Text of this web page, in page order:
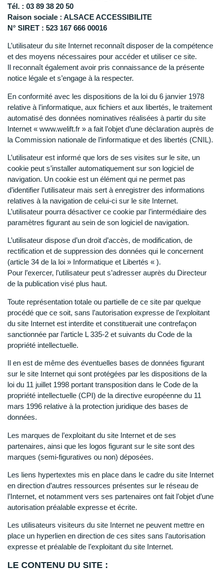
Tél. : 03 89 38 20 50
Raison sociale : ALSACE ACCESSIBILITE
N° SIRET : 523 167 666 00016
L’utilisateur du site Internet reconnaît disposer de la compétence
et des moyens nécessaires pour accéder et utiliser ce site.
Il reconnaît également avoir pris connaissance de la présente
notice légale et s’engage à la respecter.
En conformité avec les dispositions de la loi du 6 janvier 1978
relative à l’informatique, aux fichiers et aux libertés, le traitement
automatisé des données nominatives réalisées à partir du site
Internet « www.welift.fr » a fait l’objet d’une déclaration auprès de
la Commission nationale de l’informatique et des libertés (CNIL).
L’utilisateur est informé que lors de ses visites sur le site, un
cookie peut s’installer automatiquement sur son logiciel de
navigation. Un cookie est un élément qui ne permet pas
d’identifier l’utilisateur mais sert à enregistrer des informations
relatives à la navigation de celui-ci sur le site Internet.
L’utilisateur pourra désactiver ce cookie par l’intermédiaire des
paramètres figurant au sein de son logiciel de navigation.
L’utilisateur dispose d’un droit d’accès, de modification, de
rectification et de suppression des données qui le concernent
(article 34 de la loi » Informatique et Libertés « ).
Pour l’exercer, l’utilisateur peut s’adresser auprès du Directeur
de la publication visé plus haut.
Toute représentation totale ou partielle de ce site par quelque
procédé que ce soit, sans l’autorisation expresse de l’exploitant
du site Internet est interdite et constituerait une contrefaçon
sanctionnée par l’article L 335-2 et suivants du Code de la
propriété intellectuelle.
Il en est de même des éventuelles bases de données figurant
sur le site Internet qui sont protégées par les dispositions de la
loi du 11 juillet 1998 portant transposition dans le Code de la
propriété intellectuelle (CPI) de la directive européenne du 11
mars 1996 relative à la protection juridique des bases de
données.
Les marques de l’exploitant du site Internet et de ses
partenaires, ainsi que les logos figurant sur le site sont des
marques (semi-figuratives ou non) déposées.
Les liens hypertextes mis en place dans le cadre du site Internet
en direction d’autres ressources présentes sur le réseau de
l’Internet, et notamment vers ses partenaires ont fait l’objet d’une
autorisation préalable expresse et écrite.
Les utilisateurs visiteurs du site Internet ne peuvent mettre en
place un hyperlien en direction de ces sites sans l’autorisation
expresse et préalable de l’exploitant du site Internet.
LE CONTENU DU SITE :